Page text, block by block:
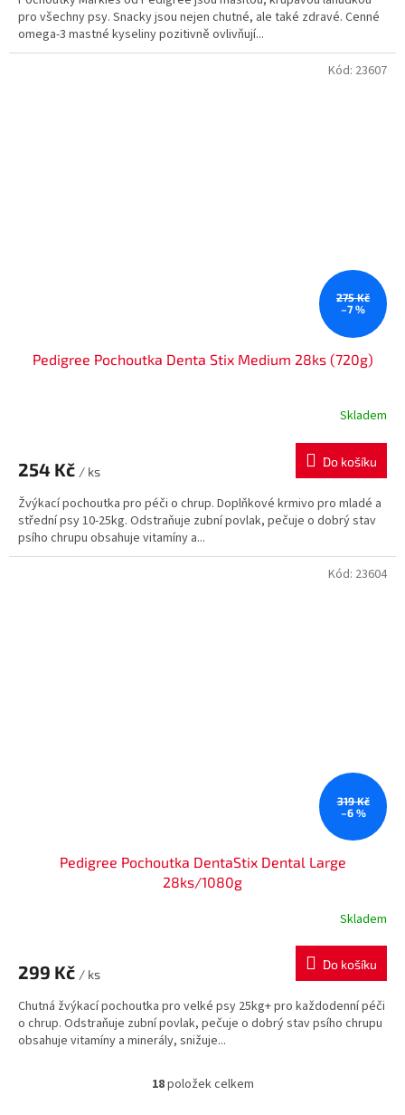
pro všechny psy. Snacky jsou nejen chutné, ale také zdravé. Cenné
omega-3 mastné kyseliny pozitivně ovlivňují...
275 Kč
–7 %
Pedigree Pochoutka Denta Stix Medium 28ks (720g)
Skladem
254 Kč / ks
Do košíku
Žvýkací pochoutka pro péči o chrup. Doplňkové krmivo pro mladé a
střední psy 10-25kg. Odstraňuje zubní povlak, pečuje o dobrý stav
psího chrupu obsahuje vitamíny a...
Kód: 23607
319 Kč
–6 %
Pedigree Pochoutka DentaStix Dental Large
28ks/1080g
Skladem
299 Kč / ks
Do košíku
Chutná žvýkací pochoutka pro velké psy 25kg+ pro každodenní péči
o chrup. Odstraňuje zubní povlak, pečuje o dobrý stav psího chrupu
obsahuje vitamíny a minerály, snižuje...
Kód: 23604
O
18položek celkem